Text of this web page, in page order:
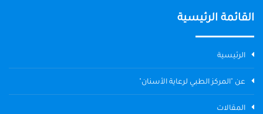
القائمة الرئيسية
الرئيسية
عن "المركز الطبي لرعاية الأسنان"
المقالات